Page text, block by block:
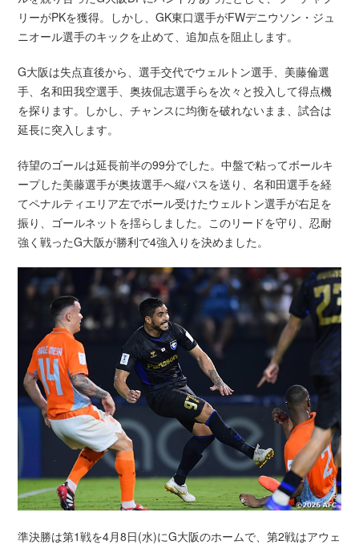
リーがPKを獲得。しかし、GK東口選手がFWデニウソン・ジュ
ニオール選手のキックを止めて、追加点を阻止します。
G大阪は失点直後から、選手交代でウェルトン選手、美藤倫選
手、名和田我空選手、奥抜侃志選手らを次々と投入して得点機
を探ります。しかし、チャンスに均衡を破れないまま、試合は
延長に突入します。
待望のゴールは延長前半の99分でした。中盤で粘ってボールキ
ープした美藤選手が奥抜選手へ縦パスを送り、名和田選手を経
てペナルティエリア左でボール受けたウェルトン選手が右足を
振り、ゴールネットを揺らしました。このリードを守り、忍耐
強く戦ったG大阪が勝利で4強入りを決めました。
準決勝は第1戦を4月8日(水)にG大阪のホームで、第2戦はアウェ